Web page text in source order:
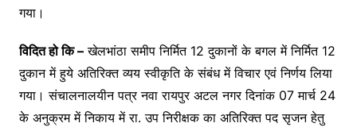
गया।
विदित हो कि –खेलभांठा समीप निर्मित 12 दुकानों के बगल में निर्मित 12
दुकान में हुये अतिरिक्त व्यय स्वीकृति के संबंध में विचार एवं निर्णय लिया
गया। संचालनालयीन पत्र नवा रायपुर अटल नगर दिनांक 07 मार्च 24
के अनुक्रम में निकाय में रा. उप निरीक्षक का अतिरिक्त पद सृजन हेतु